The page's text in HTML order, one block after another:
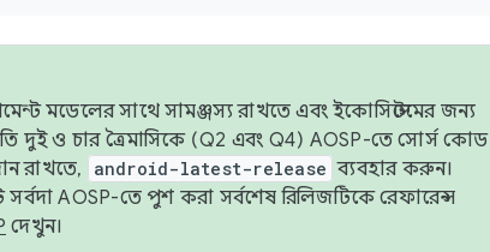
মডেলের সাথে সামঞ্জস্য রাখতে এবং ইকোসিস্টেমের জন্য
দুই ও চার ত্রৈমাসিকে (Q2 এবং Q4) AOSP-তে সোর্স কোড
রাখতে,
android-latest-release ব্যবহার করুন।
সর্বদা AOSP-তে পুশ করা সর্বশেষ রিলিজটিকে রেফারেন্স
দেখুন।